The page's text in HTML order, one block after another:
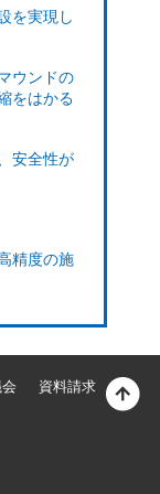
を実現し
ウンドの
をはかる
安全性が
精度の施
資料請求